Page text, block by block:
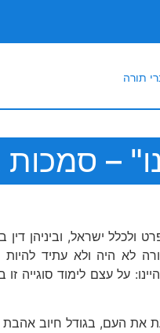
תורה
– סמכות
ישראל, וביניהן דין
לא היה ולא עתיד
על עצם לימוד סוגייה
את העם, בגודל חיוב